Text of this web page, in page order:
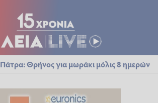
Πάτρα: Θρήνος για μωράκι μόλις 8 ημερών